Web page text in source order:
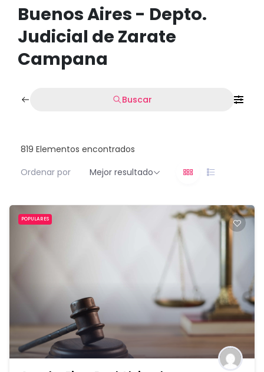
Buenos Aires - Depto.
Judicial de Zarate
Campana
Buscar
819 Elementos encontrados
Ordenar por
Mejor resultado
POPULARES